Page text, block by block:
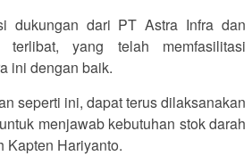
dukungan dari PT Astra Infra dan
yang telah memfasilitasi
ini dengan baik.
seperti ini, dapat terus dilaksanakan
menjawab kebutuhan stok darah
Kapten Hariyanto.